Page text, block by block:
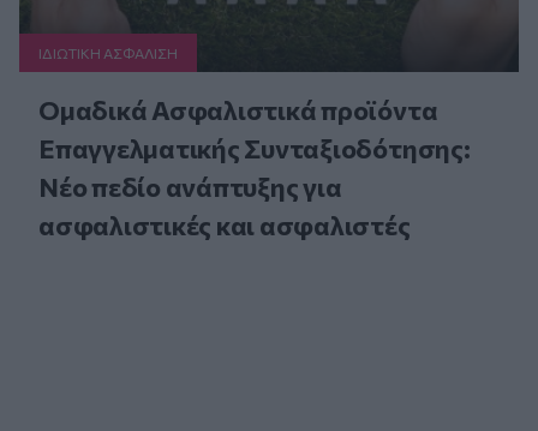
ΙΔΙΩΤΙΚΗ ΑΣΦAΛΙΣΗ
Ομαδικά Ασφαλιστικά προϊόντα
Επαγγελματικής Συνταξιοδότησης:
Νέο πεδίο ανάπτυξης για
ασφαλιστικές και ασφαλιστές